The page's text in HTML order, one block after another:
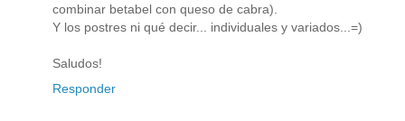
combinar betabel con queso de cabra).
Y los postres ni qué decir... individuales y variados...=)
Saludos!
Responder